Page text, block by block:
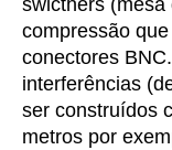
compressão
conectores
interferências
ser construídos
metros por